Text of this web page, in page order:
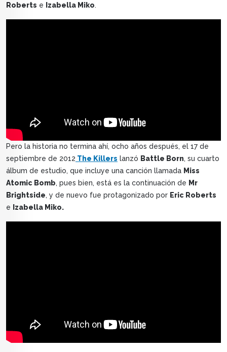
Roberts e Izabella Miko.
Pero la historia no termina ahí, ocho años después, el 17 de
septiembre de 2012 The Killers lanzó Battle Born, su cuarto
álbum de estudio, que incluye una canción llamada Miss
Atomic Bomb, pues bien, está es la continuación de Mr
Brightside, y de nuevo fue protagonizado por Eric Roberts
e
Izabella Miko.